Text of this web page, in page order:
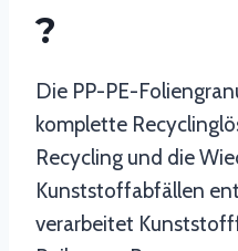
?
Die PP-PE-
komplette
Recycling und die
Kunststoffabfällen
verarbeitet